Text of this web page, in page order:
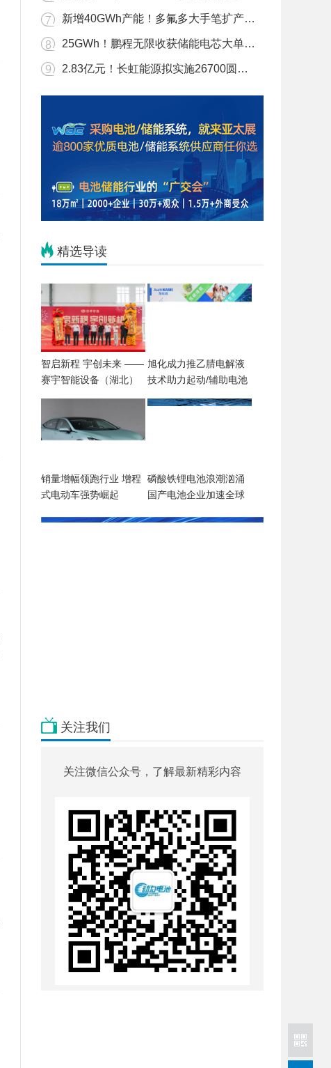
新增40GWh产能！多氟多大手笔扩产…
25GWh！鹏程无限收获储能电芯大单…
2.83亿元！长虹能源拟实施26700圆…
精选导读
智启新程 宇创未来 ——
赛宇智能设备（湖北）
旭化成力推乙腈电解液
技术助力起动/辅助电池
销量增幅领跑行业 增程
式电动车强势崛起
磷酸铁锂电池浪潮汹涌
国产电池企业加速全球
关注我们
关注微信公众号，了解最新精彩内容